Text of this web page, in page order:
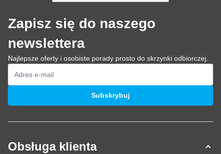
Zapisz się do naszego
newslettera
Najlepsze oferty i osobiste porady prosto do skrzynki odbiorczej.
Adres e-mail
Subskrybuj
Obsługa klienta